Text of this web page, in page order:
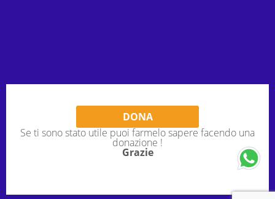
DONA
Se ti sono stato utile puoi farmelo sapere facendo una
donazione !
Grazie